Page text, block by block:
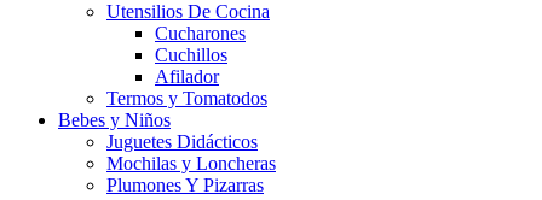
Utensilios De Cocina
Cucharones
Cuchillos
Afilador
Termos y Tomatodos
Bebes y Niños
Juguetes Didácticos
Mochilas y Loncheras
Plumones Y Pizarras